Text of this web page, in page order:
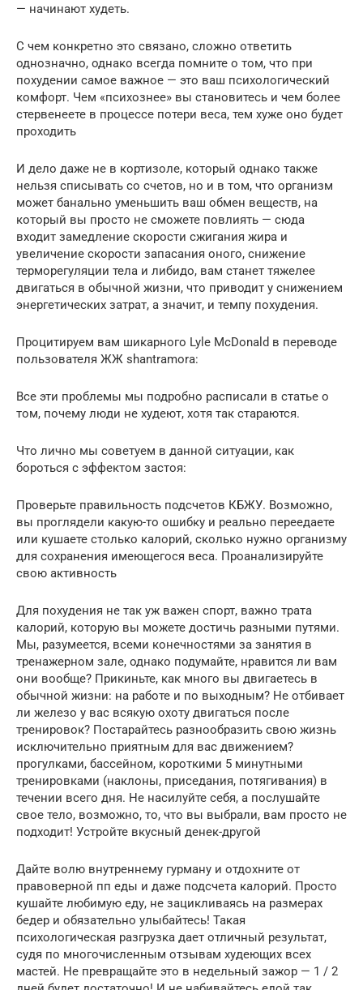
— начинают худеть.
С чем конкретно это связано, сложно ответить
однозначно, однако всегда помните о том, что при
похудении самое важное — это ваш психологический
комфорт. Чем «психознее» вы становитесь и чем более
стервенеете в процессе потери веса, тем хуже оно будет
проходить
И дело даже не в кортизоле, который однако также
нельзя списывать со счетов, но и в том, что организм
может банально уменьшить ваш обмен веществ, на
который вы просто не сможете повлиять — сюда
входит замедление скорости сжигания жира и
увеличение скорости запасания оного, снижение
терморегуляции тела и либидо, вам станет тяжелее
двигаться в обычной жизни, что приводит у снижением
энергетических затрат, а значит, и темпу похудения.
Процитируем вам шикарного Lyle McDonald в переводе
пользователя ЖЖ shantramora:
Все эти проблемы мы подробно расписали в статье о
том, почему люди не худеют, хотя так стараются.
Что лично мы советуем в данной ситуации, как
бороться с эффектом застоя:
Проверьте правильность подсчетов КБЖУ. Возможно,
вы проглядели какую-то ошибку и реально переедаете
или кушаете столько калорий, сколько нужно организму
для сохранения имеющегося веса. Проанализируйте
свою активность
Для похудения не так уж важен спорт, важно трата
калорий, которую вы можете достичь разными путями.
Мы, разумеется, всеми конечностями за занятия в
тренажерном зале, однако подумайте, нравится ли вам
они вообще? Прикиньте, как много вы двигаетесь в
обычной жизни: на работе и по выходным? Не отбивает
ли железо у вас всякую охоту двигаться после
тренировок? Постарайтесь разнообразить свою жизнь
исключительно приятным для вас движением?
прогулками, бассейном, короткими 5 минутными
тренировками (наклоны, приседания, потягивания) в
течении всего дня. Не насилуйте себя, а послушайте
свое тело, возможно, то, что вы выбрали, вам просто не
подходит! Устройте вкусный денек-другой
Дайте волю внутреннему гурману и отдохните от
правоверной пп еды и даже подсчета калорий. Просто
кушайте любимую еду, не зацикливаясь на размерах
бедер и обязательно улыбайтесь! Такая
психологическая разгрузка дает отличный результат,
судя по многочисленным отзывам худеющих всех
мастей. Не превращайте это в недельный зажор — 1 / 2